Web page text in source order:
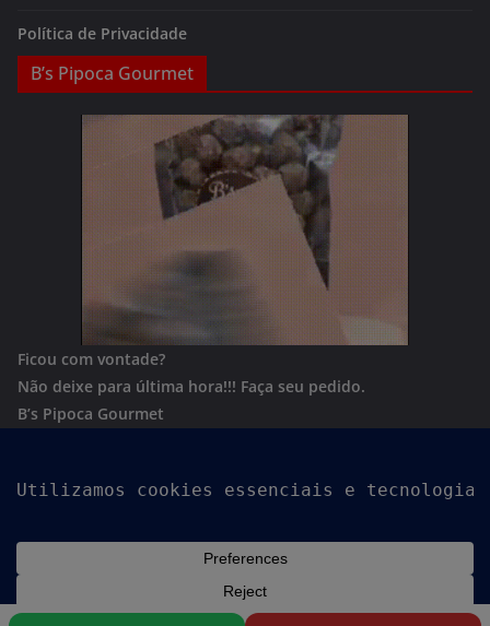
Política de Privacidade
B’s Pipoca Gourmet
Ficou com vontade?
Não deixe para última hora!!! Faça seu pedido.
B’s Pipoca Gourmet
reservados.